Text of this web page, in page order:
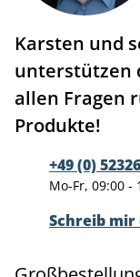
Karsten und
unterstützen
allen Fragen
Produkte!
+49 (0)
Mo-Fr, 09:00 -
Schreib mir